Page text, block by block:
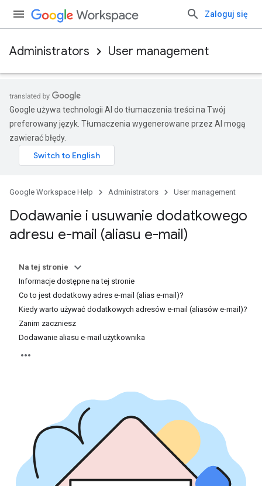
Zaloguj się
Administrators User management
Google używa technologii AI do tłumaczenia treści na Twój
preferowany język. Tłumaczenia wygenerowane przez AI mogą
zawierać błędy.
Google Workspace Help Administrators User management
Dodawanie i usuwanie dodatkowego
adresu e-mail (aliasu e-mail)
Na tej stronie
Informacje dostępne na tej stronie
Co to jest dodatkowy adres e-mail (alias e-mail)?
Kiedy warto używać dodatkowych adresów e-mail (aliasów e-mail)?
Zanim zaczniesz
Dodawanie aliasu e-mail użytkownika